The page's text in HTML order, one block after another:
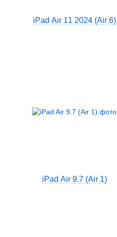
iPad Air 11 2024 (Air 6)
iPad Air 9.7 (Air 1)